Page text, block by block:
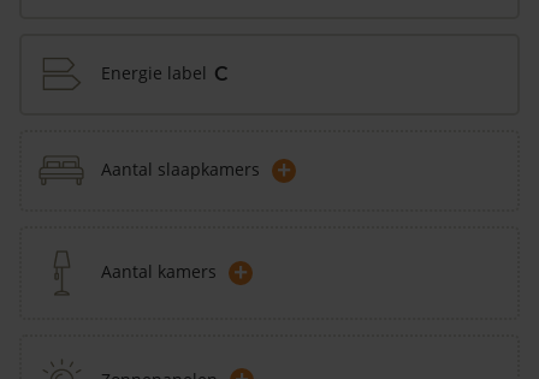
Energie label C
Aantal slaapkamers +
Aantal kamers +